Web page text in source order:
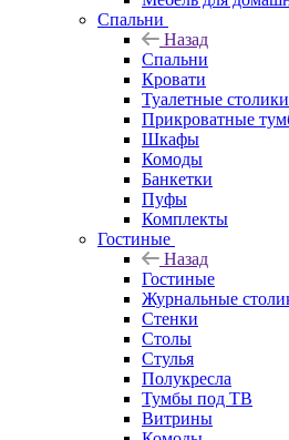
Спальни
Назад
Спальни
Кровати
Туалетные столики
Прикроватные
Шкафы
Комоды
Банкетки
Пуфы
Комплекты
Гостиные
Назад
Гостиные
Журнальные
Стенки
Столы
Стулья
Полукресла
Тумбы под ТВ
Витрины